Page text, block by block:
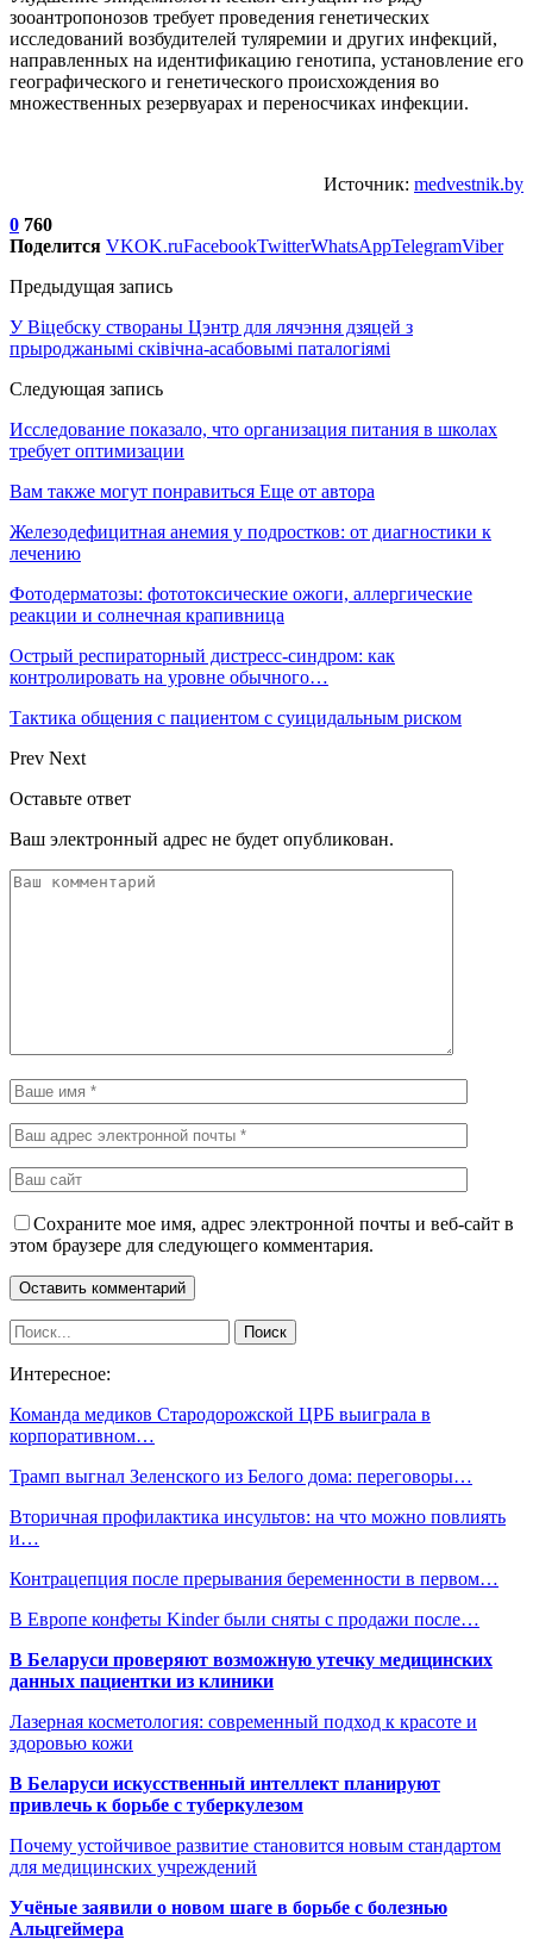
зооантропонозов требует проведения генетических
исследований возбудителей туляремии и других инфекций,
направленных на идентификацию генотипа, установление его
географического и генетического происхождения во
множественных резервуарах и переносчиках инфекции.
Источник: medvestnik.by
0 760
Поделится VKOK.ruFacebookTwitterWhatsAppTelegramViber
Предыдущая запись
У Віцебску створаны Цэнтр для лячэння дзяцей з
прыроджанымі сківічна-асабовымі паталогіямі
Следующая запись
Исследование показало, что организация питания в школах
требует оптимизации
Вам также могут понравиться Еще от автора
Железодефицитная анемия у подростков: от диагностики к
лечению
Фотодерматозы: фототоксические ожоги, аллергические
реакции и солнечная крапивница
Острый респираторный дистресс-синдром: как
контролировать на уровне обычного…
Тактика общения с пациентом с суицидальным риском
Prev Next
Оставьте ответ
Ваш электронный адрес не будет опубликован.
Сохраните мое имя, адрес электронной почты и веб-сайт в
этом браузере для следующего комментария.
Интересное:
Команда медиков Стародорожской ЦРБ выиграла в
корпоративном…
Трамп выгнал Зеленского из Белого дома: переговоры…
Вторичная профилактика инсультов: на что можно повлиять
и…
Контрацепция после прерывания беременности в первом…
В Европе конфеты Kinder были сняты с продажи после…
В Беларуси проверяют возможную утечку медицинских
данных пациентки из клиники
Лазерная косметология: современный подход к красоте и
здоровью кожи
В Беларуси искусственный интеллект планируют
привлечь к борьбе с туберкулезом
Почему устойчивое развитие становится новым стандартом
для медицинских учреждений
Учёные заявили о новом шаге в борьбе с болезнью
Альцгеймера